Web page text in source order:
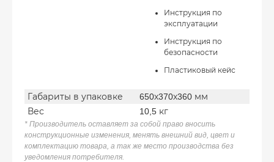
Инструкция по
эксплуатации
Инструкция по
безопасности
Пластиковый кейс
Габариты в упаковке
650х370х360 мм
Вес
10,5 кг
* Производитель оставляет за собой право вносить
конструкционные изменения, менять внешний вид, цвет и
комплектацию товара, а так же место производства без
уведомления потребителя.